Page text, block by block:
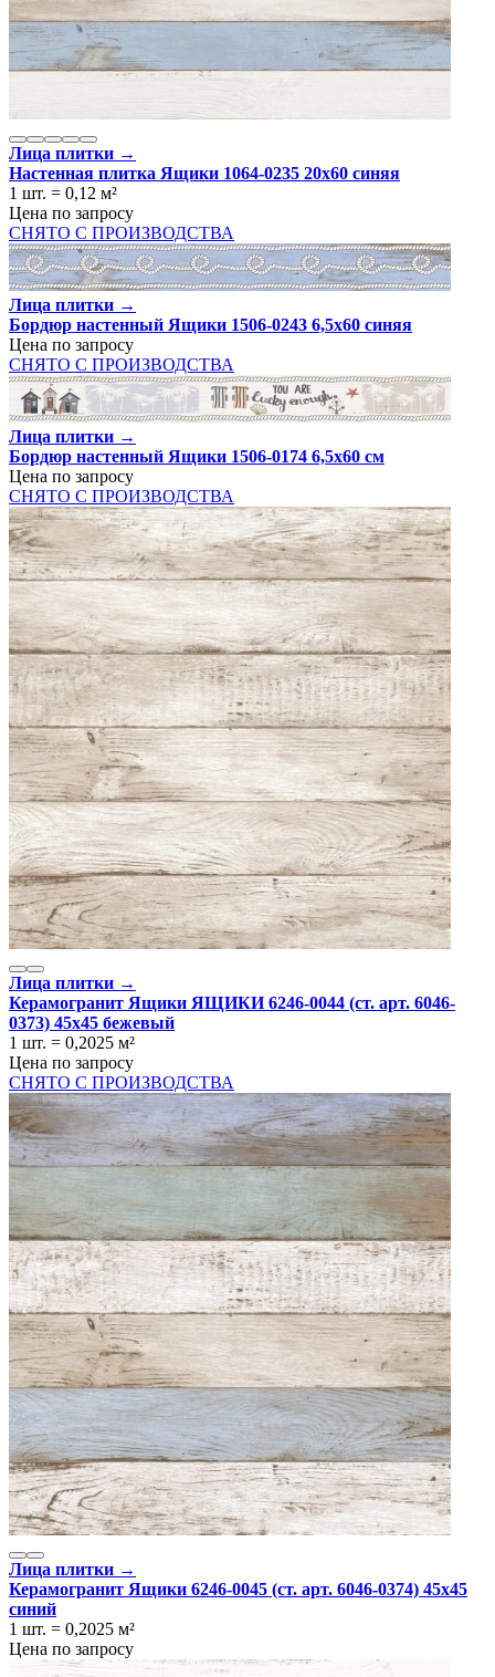
Лица плитки →
Настенная плитка Ящики 1064-0235 20x60 синяя
1 шт. = 0,12 м²
Цена по запросу
СНЯТО С ПРОИЗВОДСТВА
Лица плитки →
Бордюр настенный Ящики 1506-0243 6,5х60 синяя
Цена по запросу
СНЯТО С ПРОИЗВОДСТВА
Лица плитки →
Бордюр настенный Ящики 1506-0174 6,5х60 см
Цена по запросу
СНЯТО С ПРОИЗВОДСТВА
Лица плитки →
Керамогранит Ящики ЯЩИКИ 6246-0044 (ст. арт. 6046-
0373) 45x45 бежевый
1 шт. = 0,2025 м²
Цена по запросу
СНЯТО С ПРОИЗВОДСТВА
Лица плитки →
Керамогранит Ящики 6246-0045 (ст. арт. 6046-0374) 45x45
синий
1 шт. = 0,2025 м²
Цена по запросу